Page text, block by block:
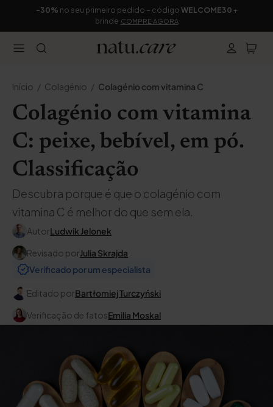
-30% no seu primeiro pedido – código WELCOME30 +
brinde COMPRE AGORA
Início Colagénio Colagénio com vitamina C
Colagénio com vitamina
C: peixe, bebível, em pó.
Classificação
Descubra porque é que o colagénio com
vitamina C é melhor do que sem ela.
AutorLudwik Jelonek
Revisado porJulia Skrajda
Verificado por um especialista
Editado porBartłomiej Turczyński
Verificação de fatosEmilia Moskal